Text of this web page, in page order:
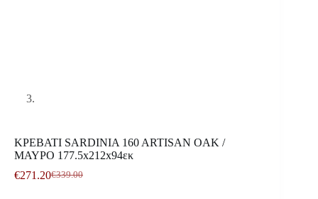
ΚΡΕΒΑΤΙ SARDINIA 160 ARTISAN OAK /
ΜΑΥΡΟ 177.5x212x94εκ
€339.00
Original
€271.20Η